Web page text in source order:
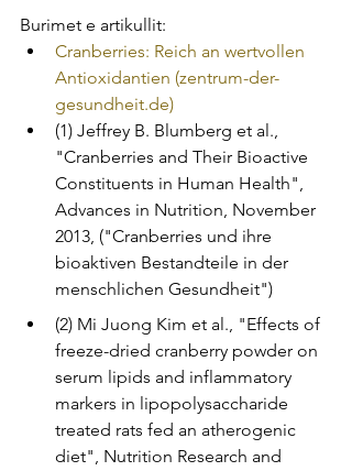
Burimet e artikullit:
Cranberries: Reich an wertvollen
Antioxidantien (zentrum-der-
gesundheit.de)
(1) Jeffrey B. Blumberg et al.,
"Cranberries and Their Bioactive
Constituents in Human Health",
Advances in Nutrition, November
2013, ("Cranberries und ihre
bioaktiven Bestandteile in der
menschlichen Gesundheit")
(2) Mi Juong Kim et al., "Effects of
freeze-dried cranberry powder on
serum lipids and inflammatory
markers in lipopolysaccharide
treated rats fed an atherogenic
diet", Nutrition Research and